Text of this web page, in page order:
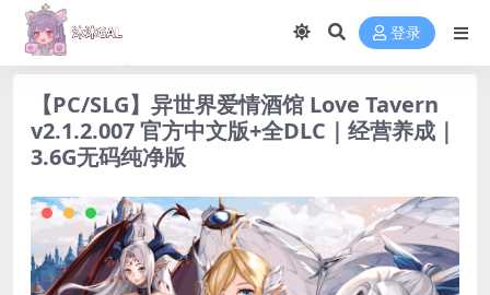
登录
【PC/SLG】异世界爱情酒馆 Love Tavern
v2.1.2.007 官方中文版+全DLC｜经营养成｜
3.6G无码纯净版